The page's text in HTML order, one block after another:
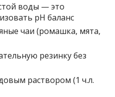
воды — это
pH баланс
чаи (ромашка, мята,
резинку без
раствором (1 ч.л.